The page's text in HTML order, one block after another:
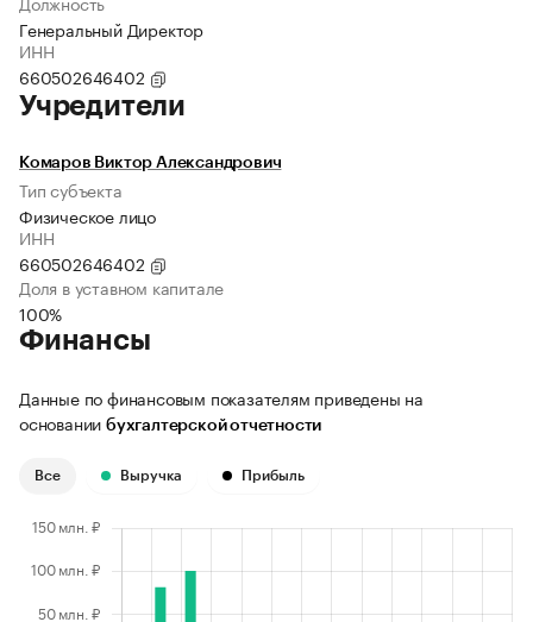
Генеральный Директор
ИНН
660502646402
Учредители
Комаров Виктор Александрович
Тип субъекта
Физическое лицо
ИНН
660502646402
Доля в уставном капитале
100%
Финансы
Данные по финансовым показателям приведены на
основании бухгалтерской отчетности
Все Выручка Прибыль